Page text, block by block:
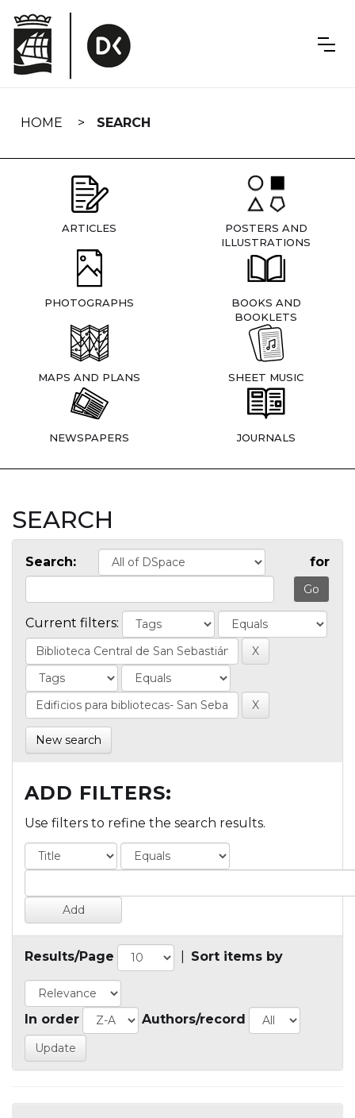
navigation
HOME SEARCH
ARTICLES
POSTERS AND
ILLUSTRATIONS
PHOTOGRAPHS
BOOKS AND
BOOKLETS
MAPS AND PLANS SHEET MUSIC
NEWSPAPERS JOURNALS
SEARCH
Search: for
Current filters:
New search
ADD FILTERS:
Use filters to refine the search results.
Results/Page Sort items by
In order Authors/record